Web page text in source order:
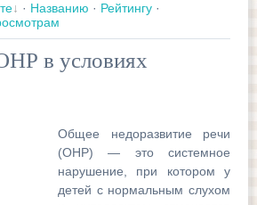
· Названию · Рейтингу ·
в условиях
Общее недоразвитие речи
(ОНР) — это системное
нарушение, при котором у
детей с нормальным слухом